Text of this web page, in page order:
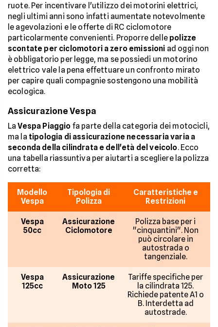
ruote. Per incentivare l'utilizzo dei motorini elettrici,
negli ultimi anni sono infatti aumentate notevolmente
le agevolazioni e le offerte di RC ciclomotore
particolarmente convenienti. Proporre delle polizze
scontate per ciclomotori a zero emissioni ad oggi non
è obbligatorio per legge, ma se possiedi un motorino
elettrico vale la pena effettuare un confronto mirato
per capire quali compagnie sostengono una mobilità
ecologica.
Assicurazione Vespa
LaVespa Piaggio fa parte della categoria dei motocicli,
ma la tipologia di assicurazione necessaria varia a
seconda della cilindrata e dell'età del veicolo. Ecco
una tabella riassuntiva per aiutarti a scegliere la polizza
corretta:
Modello
Vespa
Tipologia di
Polizza
Caratteristiche e
Restrizioni
Vespa
50cc
Assicurazione
Ciclomotore
Polizza base per i
"cinquantini". Non
può circolare in
autostrada o
tangenziale.
Vespa
125cc
Assicurazione
Moto 125
Tariffe specifiche per
la cilindrata 125.
Richiede patente A1 o
B. Interdetta ad
autostrade.